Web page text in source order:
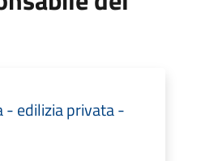
- edilizia privata -